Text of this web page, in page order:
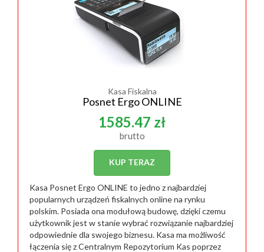
Kasa Fiskalna
Posnet Ergo ONLINE
1585.47 zł
brutto
KUP TERAZ
Kasa Posnet Ergo ONLINE to jedno z najbardziej
popularnych urządzeń fiskalnych online na rynku
polskim. Posiada ona modułową budowę, dzięki czemu
użytkownik jest w stanie wybrać rozwiązanie najbardziej
odpowiednie dla swojego biznesu. Kasa ma możliwość
łączenia się z Centralnym Repozytorium Kas poprzez